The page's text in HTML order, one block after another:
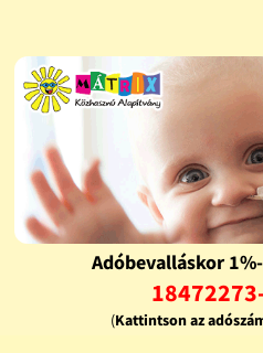
Adóbevalláskor
(Kattintson az